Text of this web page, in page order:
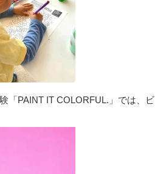
「PAINT IT COLORFUL.」では、ビ